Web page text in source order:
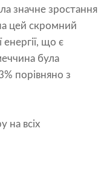
значне зростання
цей скромний
що є
була
порівняно з
на всіх